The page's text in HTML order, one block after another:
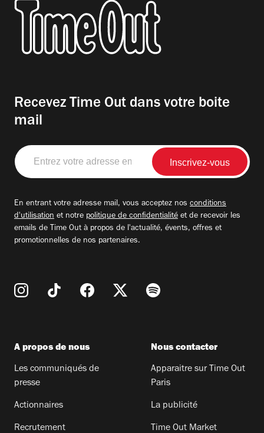
Recevez Time Out dans votre boite
mail
Entrez
votre
adresse
En entrant votre adresse mail, vous acceptez nos conditions
d'utilisation et notre politique de confidentialité et de recevoir les
emails de Time Out à propos de l'actualité, évents, offres et
promotionnelles de nos partenaires.
A propos de nous
Les communiqués de
presse
Actionnaires
Recrutement
Nous contacter
Apparaitre sur Time Out
Paris
La publicité
Time Out Market